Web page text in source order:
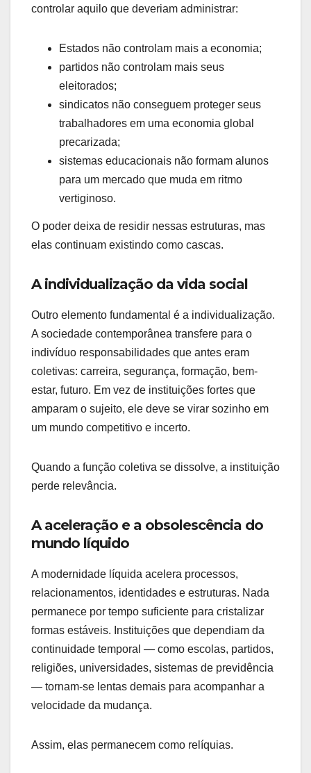
controlar aquilo que deveriam administrar:
Estados não controlam mais a economia;
partidos não controlam mais seus
eleitorados;
sindicatos não conseguem proteger seus
trabalhadores em uma economia global
precarizada;
sistemas educacionais não formam alunos
para um mercado que muda em ritmo
vertiginoso.
O poder deixa de residir nessas estruturas, mas
elas continuam existindo como cascas.
A individualização da vida social
Outro elemento fundamental é a individualização.
A sociedade contemporânea transfere para o
indivíduo responsabilidades que antes eram
coletivas: carreira, segurança, formação, bem-
estar, futuro. Em vez de instituições fortes que
amparam o sujeito, ele deve se virar sozinho em
um mundo competitivo e incerto.
Quando a função coletiva se dissolve, a instituição
perde relevância.
A aceleração e a obsolescência do
mundo líquido
A modernidade líquida acelera processos,
relacionamentos, identidades e estruturas. Nada
permanece por tempo suficiente para cristalizar
formas estáveis. Instituições que dependiam da
continuidade temporal — como escolas, partidos,
religiões, universidades, sistemas de previdência
— tornam-se lentas demais para acompanhar a
velocidade da mudança.
Assim, elas permanecem como relíquias.